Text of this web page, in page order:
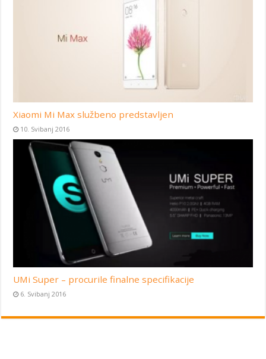
Xiaomi Mi Max službeno predstavljen
10. Svibanj 2016
UMi Super – procurile finalne specifikacije
6. Svibanj 2016